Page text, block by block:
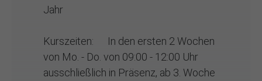
Jahr
Kurszeiten: In den ersten 2 Wochen
von Mo. - Do. von 09:00 - 12:00 Uhr
ausschließlich in Präsenz, ab 3. Woche